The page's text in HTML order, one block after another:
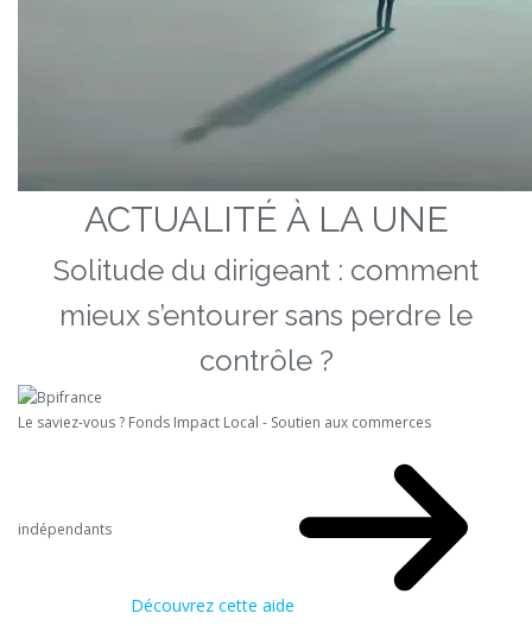
ACTUALITÉ À LA UNE
Solitude du dirigeant : comment
mieux s’entourer sans perdre le
contrôle ?
Le saviez-vous ? Fonds Impact Local - Soutien aux commerces
indépendants
Découvrez cette aide